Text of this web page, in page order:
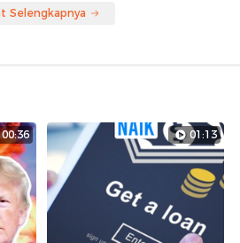
Selengkapnya
00:36 01:13